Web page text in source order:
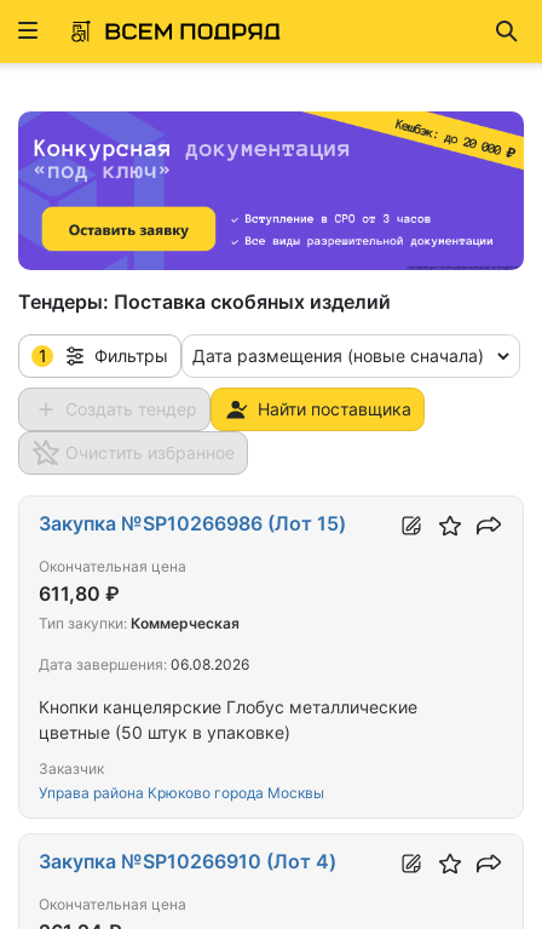
Развернуть
Тендеры: Поставка скобяных изделий
1 Фильтры Дата размещения (новые сначала)
Создать тендер Найти поставщика
Очистить избранное
Кнопки канцелярские Глобус металлические
цветные (50 штук в упаковке)
Заказчик
Управа района Крюково города Москвы
Закупка №SP10266986 (Лот 15)
Окончательная цена
611,80 ₽
Тип закупки: Коммерческая
Дата завершения: 06.08.2026
Закупка №SP10266910 (Лот 4)
Окончательная цена